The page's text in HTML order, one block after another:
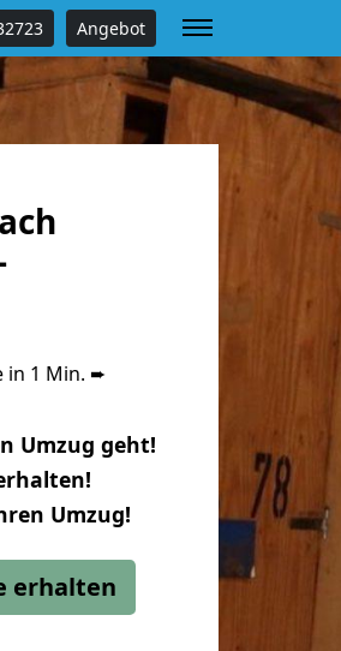
Angebot
in 1 Min. ➨
Umzug geht!
Umzug!
erhalten